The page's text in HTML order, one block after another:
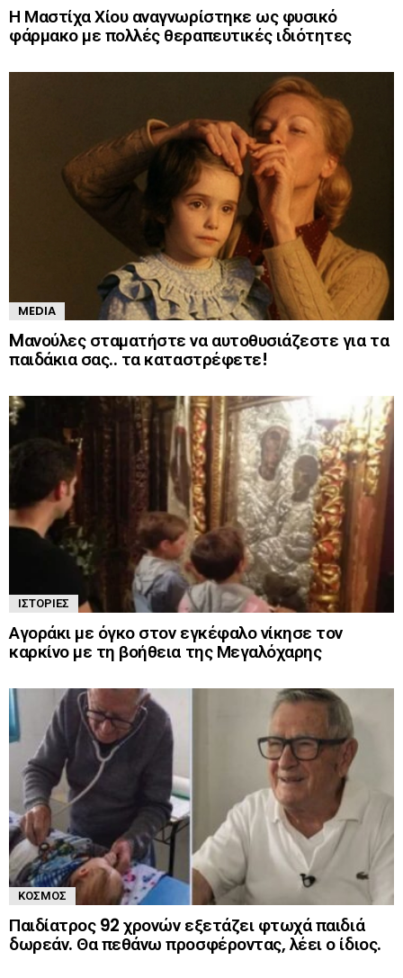
Η Μαστίχα Χίου αναγνωρίστηκε ως φυσικό
φάρμακο με πολλές θεραπευτικές ιδιότητες
MEDIA
Mανούλες σταματήστε να αυτοθυσιάζεστε για τα
παιδάκια σας.. τα καταστρέφετε!
ΙΣΤΟΡΊΕΣ
Αγοράκι με όγκο στον εγκέφαλο νίκησε τον
καρκίνο με τη βοήθεια της Μεγαλόχαρης
ΚΌΣΜΟΣ
Παιδίατρος 92 χρονών εξετάζει φτωχά παιδιά
δωρεάν. Θα πεθάνω προσφέροντας, λέει ο ίδιος.